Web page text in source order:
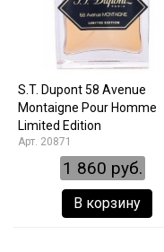
S.T. Dupont 58 Avenue
Montaigne Pour Homme
Limited Edition
20871
EAU DE TOILETTE
1 860 руб.
В корзину